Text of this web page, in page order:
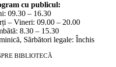
cu publicul:
09.30 – 16.30
– Vineri: 09.00 – 20.00
8.30 – 15.30
Sărbători legale: Închis
BIBLIOTECĂ